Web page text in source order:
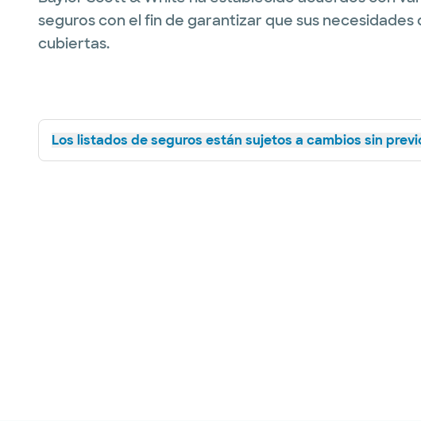
seguros con el fin de garantizar que sus necesidades
cubiertas.
Los listados de seguros están sujetos a cambios sin